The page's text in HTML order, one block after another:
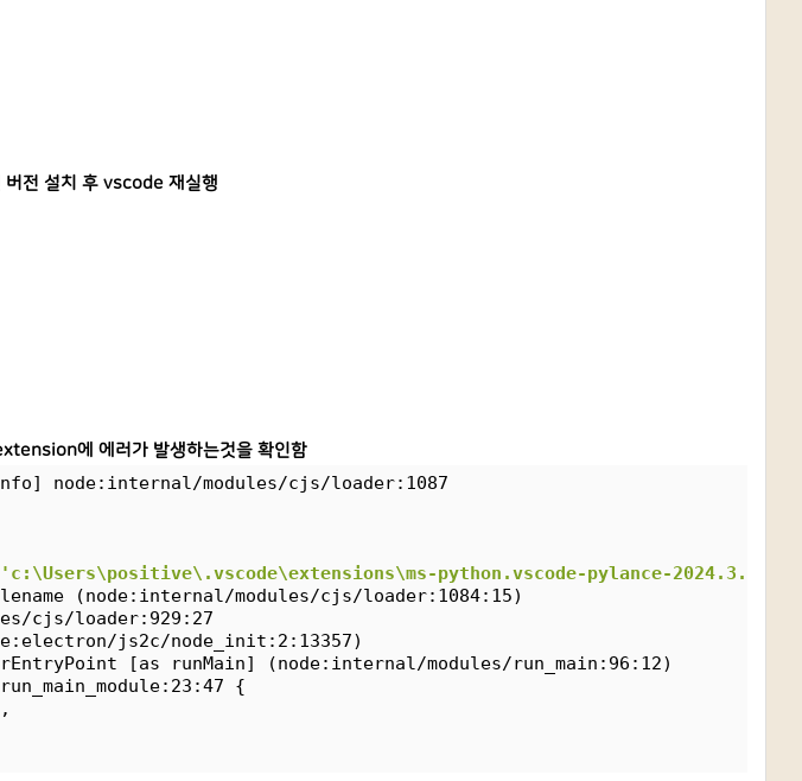
버전 설치 후 vscode 재실행
에 에러가 발생하는것을 확인함
node:internal/modules/cjs/loader:1087
'c:\Users\positive\.vscode\extensions\ms-python.vscode-pylance-
(node:internal/modules/cjs/loader:1084:15)
cjs/loader:929:27
js2c/node_init:2:13357)
[as runMain] (node:internal/modules/run_main:96:12)
{